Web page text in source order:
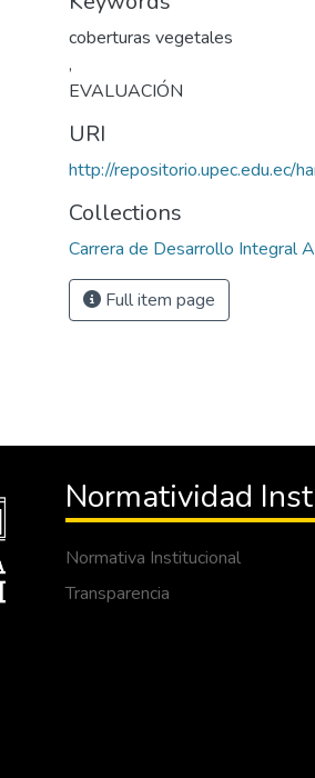
coberturas vegetales
,
EVALUACIÓN
URI
http://repositorio.upec.edu.ec/
Collections
Carrera de Desarrollo Integral
Full item page
Normatividad
Normativa Institucional
Transparencia